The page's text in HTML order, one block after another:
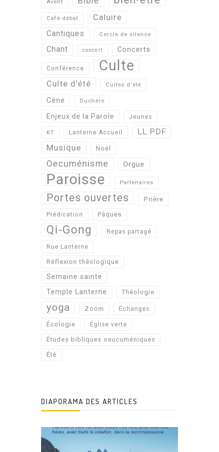
Avent
Café-débat Caluire
Cantiques Cercle de silence
Chant concert Concerts
Conférence Culte
Culte d'été Cultes d'été
Cène Duchère
Enjeux de la Parole Jeunes
KT Lanterne Accueil LL PDF
Musique Noël
Oecuménisme Orgue
Paroisse Partenaires
Portes ouvertes Prière
Prédication Pâques
Qi-Gong Repas partagé
Rue Lanterne
Réflexion théologique
Semaine sainte
Temple Lanterne
Théologie
yoga Zoom Échanges
Écologie Église verte
Études bibliques oeucuméniques
Été
DIAPORAMA DES ARTICLES